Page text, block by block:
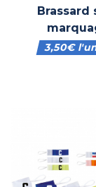
Brassard
3,50€